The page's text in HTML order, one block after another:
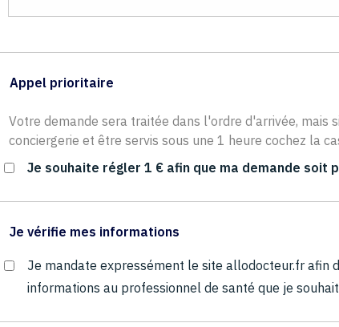
Appel prioritaire
Votre demande sera traitée dans l'ordre d'arrivée, mais
conciergerie et être servis sous une 1 heure cochez la
Je souhaite régler 1 € afin que ma demande soit
Je vérifie mes informations
Je mandate expressément le site allodocteur.fr afin
informations au professionnel de santé que je